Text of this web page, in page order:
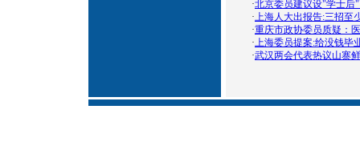
·北京委员建议设"学士后
·上海人大出报告:三招至
·重庆市政协委员质疑：
·上海委员提案:给没钱毕
·武汉两会代表热议山寨